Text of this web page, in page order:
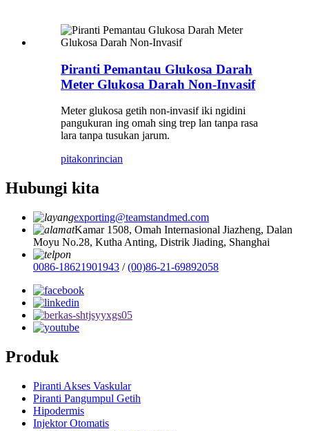
Piranti Pemantau Glukosa Darah
Meter Glukosa Darah Non-Invasif
Meter glukosa getih non-invasif iki ngidini
pangukuran ing omah sing trep lan tanpa rasa
lara tanpa tusukan jarum.
pitakonrincian
Hubungi kita
exporting@teamstandmed.com
Kamar 1508, Omah Internasional Jiazheng, Dalan
Moyu No.28, Kutha Anting, Distrik Jiading, Shanghai
0086-18621901943 /(00)86-21-69892058
Produk
Piranti Akses Vaskular
Piranti Pangumpul Getih
Hipodermis
Injektor Otomatis